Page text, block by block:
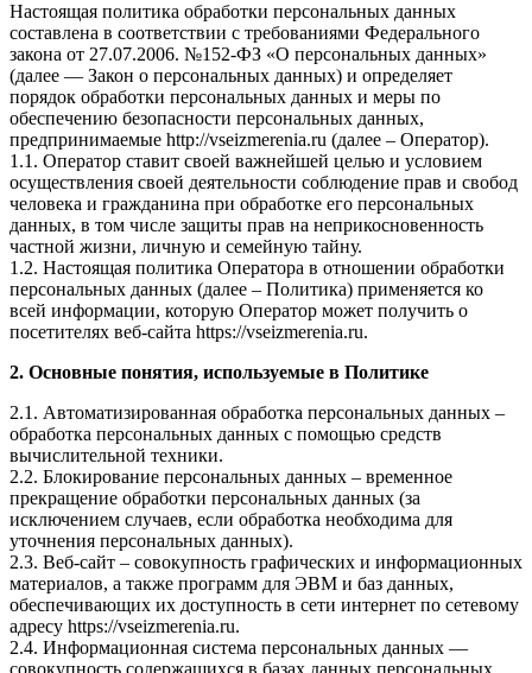
Настоящая политика обработки персональных данных
составлена в соответствии с требованиями Федерального
закона от 27.07.2006. №152-ФЗ «О персональных данных»
(далее — Закон о персональных данных) и определяет
порядок обработки персональных данных и меры по
обеспечению безопасности персональных данных,
предпринимаемые http://vseizmerenia.ru (далее – Оператор).
1.1. Оператор ставит своей важнейшей целью и условием
осуществления своей деятельности соблюдение прав и свобод
человека и гражданина при обработке его персональных
данных, в том числе защиты прав на неприкосновенность
частной жизни, личную и семейную тайну.
1.2. Настоящая политика Оператора в отношении обработки
персональных данных (далее – Политика) применяется ко
всей информации, которую Оператор может получить о
посетителях веб-сайта https://vseizmerenia.ru.
2. Основные понятия, используемые в Политике
2.1. Автоматизированная обработка персональных данных –
обработка персональных данных с помощью средств
вычислительной техники.
2.2. Блокирование персональных данных – временное
прекращение обработки персональных данных (за
исключением случаев, если обработка необходима для
уточнения персональных данных).
2.3. Веб-сайт – совокупность графических и информационных
материалов, а также программ для ЭВМ и баз данных,
обеспечивающих их доступность в сети интернет по сетевому
адресу https://vseizmerenia.ru.
2.4. Информационная система персональных данных —